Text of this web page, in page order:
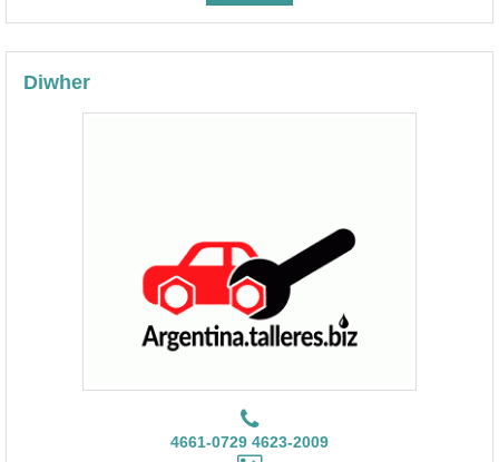
Diwher
4661-0729 4623-2009